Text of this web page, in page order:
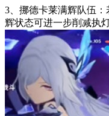
3、挪德卡莱满辉队伍
辉状态可进一步削减执